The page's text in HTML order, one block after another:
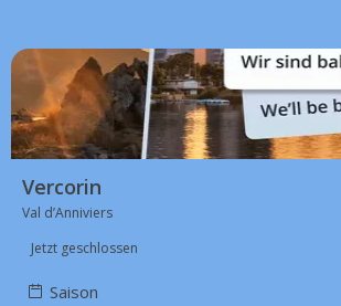
Vercorin
Val d’Anniviers
Jetzt geschlossen
Saison